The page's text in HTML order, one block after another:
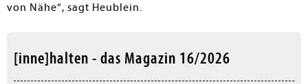
von Nähe“, sagt Heublein.
[inne]halten - das Magazin 16/2026